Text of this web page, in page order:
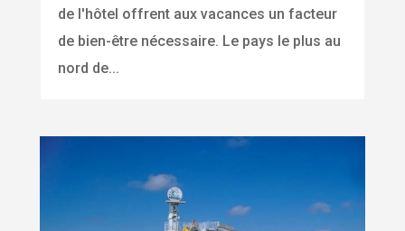
de l'hôtel offrent aux vacances un facteur
de bien-être nécessaire. Le pays le plus au
nord de...